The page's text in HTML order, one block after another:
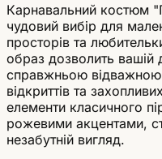
Карнавальний костюм
чудовий вибір для
просторів та
образ дозволить вашій
справжньою
відкриттів та
елементи класичного
рожевими акцентами,
незабутній вигляд.